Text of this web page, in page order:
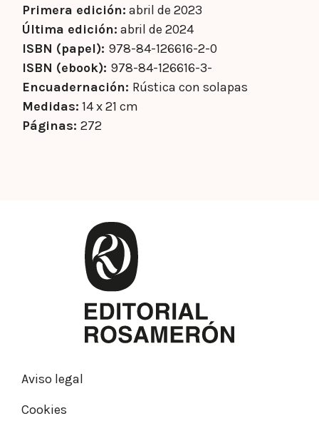
Primera edición: abril de 2023
Última edición: abril de 2024
ISBN (papel): 978-84-126616-2-0
ISBN (ebook): 978-84-126616-3-
Encuadernación: Rústica con solapas
Medidas: 14 x 21 cm
Páginas:272
Aviso legal
Cookies